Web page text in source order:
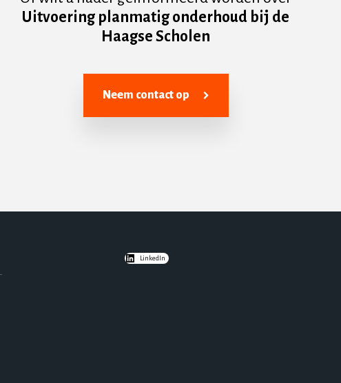
Uitvoering planmatig onderhoud bij de
Haagse Scholen
Neem contact op
LinkedIn